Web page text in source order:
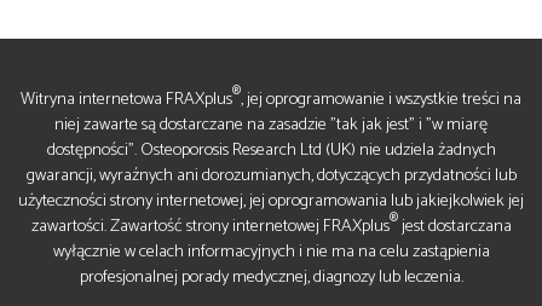
Witryna internetowa FRAXplus®, jej oprogramowanie i wszystkie treści na
niej zawarte są dostarczane na zasadzie "tak jak jest" i "w miarę
dostępności". Osteoporosis Research Ltd (UK) nie udziela żadnych
gwarancji, wyraźnych ani dorozumianych, dotyczących przydatności lub
użyteczności strony internetowej, jej oprogramowania lub jakiejkolwiek jej
zawartości. Zawartość strony internetowej FRAXplus®jest dostarczana
wyłącznie w celach informacyjnych i nie ma na celu zastąpienia
profesjonalnej porady medycznej, diagnozy lub leczenia.